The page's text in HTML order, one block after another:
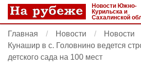
Новости Южно-
Курильска и
Сахалинской
Главная Новости Новости
Кунашир в с. Головнино ведется
детского сада на 100 мест